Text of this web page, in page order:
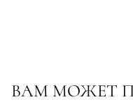
ВАМ МОЖЕТ